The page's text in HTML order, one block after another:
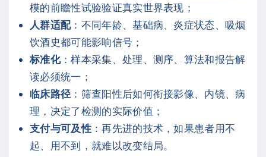
模的前瞻性试验验证真实世界表现；
人群适配：不同年龄、基础病、炎症状态、吸烟
饮酒史都可能影响信号；
标准化：样本采集、处理、测序、算法和报告解
读必须统一；
临床路径 ：筛查阳性后如何衔接影像、内镜、病
理，决定了检测的实际价值；
支付与可及性：再先进的技术，如果患者用不
起、用不到，就难以改变结局。